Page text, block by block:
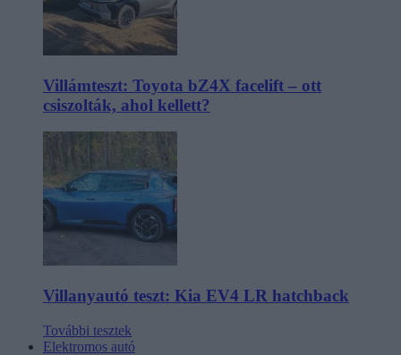
Villámteszt: Toyota bZ4X facelift – ott
csiszolták, ahol kellett?
Villanyautó teszt: Kia EV4 LR hatchback
További tesztek
Elektromos autó